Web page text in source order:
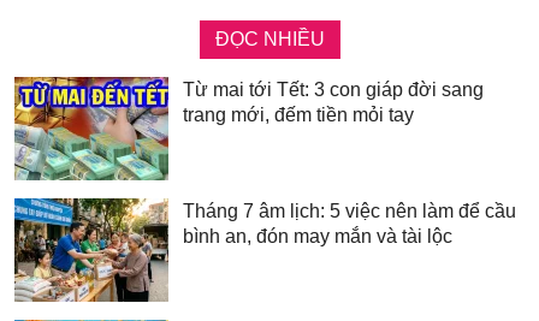
ĐỌC NHIỀU
Từ mai tới Tết: 3 con giáp đời sang
trang mới, đếm tiền mỏi tay
Tháng 7 âm lịch: 5 việc nên làm để cầu
bình an, đón may mắn và tài lộc